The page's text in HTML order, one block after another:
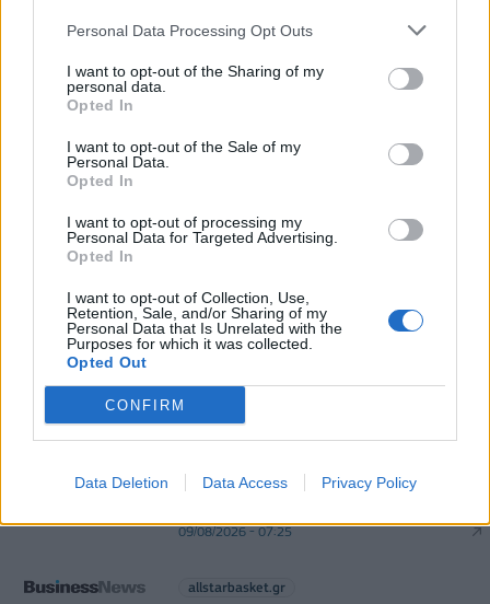
Personal Data Processing Opt Outs
I want to opt-out of the Sharing of my
personal data.
Opted In
I want to opt-out of the Sale of my
Personal Data.
Opted In
I want to opt-out of processing my
Personal Data for Targeted Advertising.
Opted In
I want to opt-out of Collection, Use,
Retention, Sale, and/or Sharing of my
Personal Data that Is Unrelated with the
Purposes for which it was collected.
Opted Out
CONFIRM
Data Deletion Data Access Privacy Policy
Οι Hamilton Reserve Bank και SEE Capital
μάρκετινγκ
08/08/2026 - 13:44
Δυτική Αττική: Η επόμενη ημέρα μετά τις
πυρκαγιές – Τα έργα Antinero και η «μάχη» πριν
από τις βροχές
08/08/2026 - 14:08 ΕΛΛΑΔΑ
DIRECTION BUSINESS NETWORK
Εφές: Χωρίς Παπαγιάννη στην
09/08/2026 - 07:25
allstarbasket.gr